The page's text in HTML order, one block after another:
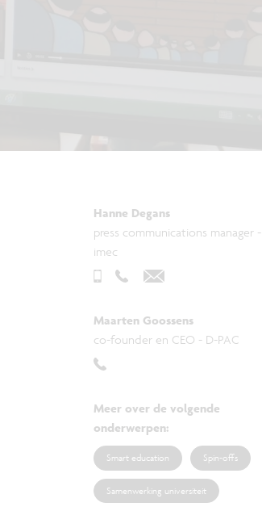
Hanne Degans
press communications manager -
imec
Maarten Goossens
co-founder en CEO - D-PAC
Meer over de volgende
onderwerpen:
Smart education Spin-offs
Samenwerking universiteit